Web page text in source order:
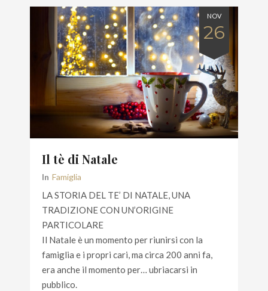
NOV
26
Il tè di Natale
In Famiglia
LA STORIA DEL TE’ DI NATALE, UNA
TRADIZIONE CON UN’ORIGINE
PARTICOLARE
Il Natale è un momento per riunirsi con la
famiglia e i propri cari, ma circa 200 anni fa,
era anche il momento per… ubriacarsi in
pubblico.